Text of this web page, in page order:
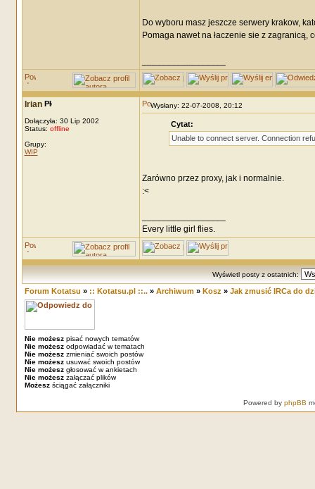
Do wyboru masz jeszcze serwery krakow,
Pomaga nawet na łaczenie sie z zagranicą,
Irian
Dołączyła: 30 Lip 2002
Status: offline
Grupy:
WIP
Wysłany: 22-07-2008, 20:12
Cytat:
Unable to connect server. Connection
Zarówno przez proxy, jak i normalnie.
:<
Every little girl flies.
Wyświetl posty z ostatnich:
Forum Kotatsu » :: Kotatsu.pl ::..» Archiwum» Kosz » Jak zmusić IRCa do
Nie możeszpisać nowych tematów
Nie możeszodpowiadać w tematach
Nie możeszzmieniać swoich postów
Nie możeszusuwać swoich postów
Nie możeszgłosować w ankietach
Nie możeszzałączać plików
Możeszściągać załączniki
Powered by phpBB